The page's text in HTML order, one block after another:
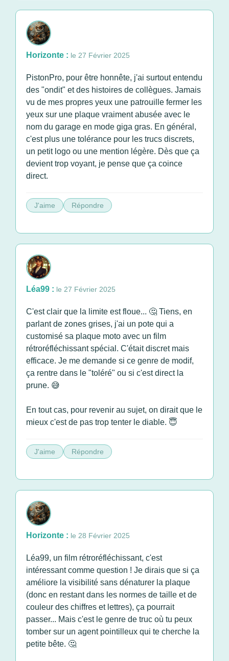
Horizonte : le 27 Février 2025
PistonPro, pour être honnête, j'ai surtout entendu
des "ondit" et des histoires de collègues. Jamais
vu de mes propres yeux une patrouille fermer les
yeux sur une plaque vraiment abusée avec le
nom du garage en mode giga gras. En général,
c'est plus une tolérance pour les trucs discrets,
un petit logo ou une mention légère. Dès que ça
devient trop voyant, je pense que ça coince
direct.
J'aime Répondre
Léa99 : le 27 Février 2025
C'est clair que la limite est floue... 🤔 Tiens, en
parlant de zones grises, j'ai un pote qui a
customisé sa plaque moto avec un film
rétroréfléchissant spécial. C'était discret mais
efficace. Je me demande si ce genre de modif,
ça rentre dans le "toléré" ou si c'est direct la
prune. 😅
En tout cas, pour revenir au sujet, on dirait que le
mieux c'est de pas trop tenter le diable. 😇
J'aime Répondre
Horizonte : le 28 Février 2025
Léa99, un film rétroréfléchissant, c'est
intéressant comme question ! Je dirais que si ça
améliore la visibilité sans dénaturer la plaque
(donc en restant dans les normes de taille et de
couleur des chiffres et lettres), ça pourrait
passer... Mais c'est le genre de truc où tu peux
tomber sur un agent pointilleux qui te cherche la
petite bête. 🤔